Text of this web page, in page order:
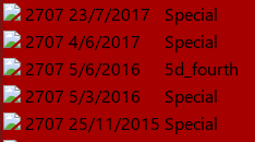
2707 23/7/2017
Special
2707 4/6/2017
Special
2707 5/6/2016
5d_fourth
2707 5/3/2016
Special
2707 25/11/2015 Special